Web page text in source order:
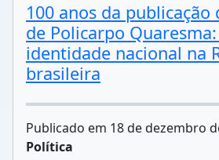
100 anos da publicação
de Policarpo
identidade nacional na
brasileira
Publicado em 18 de dezembro
Política